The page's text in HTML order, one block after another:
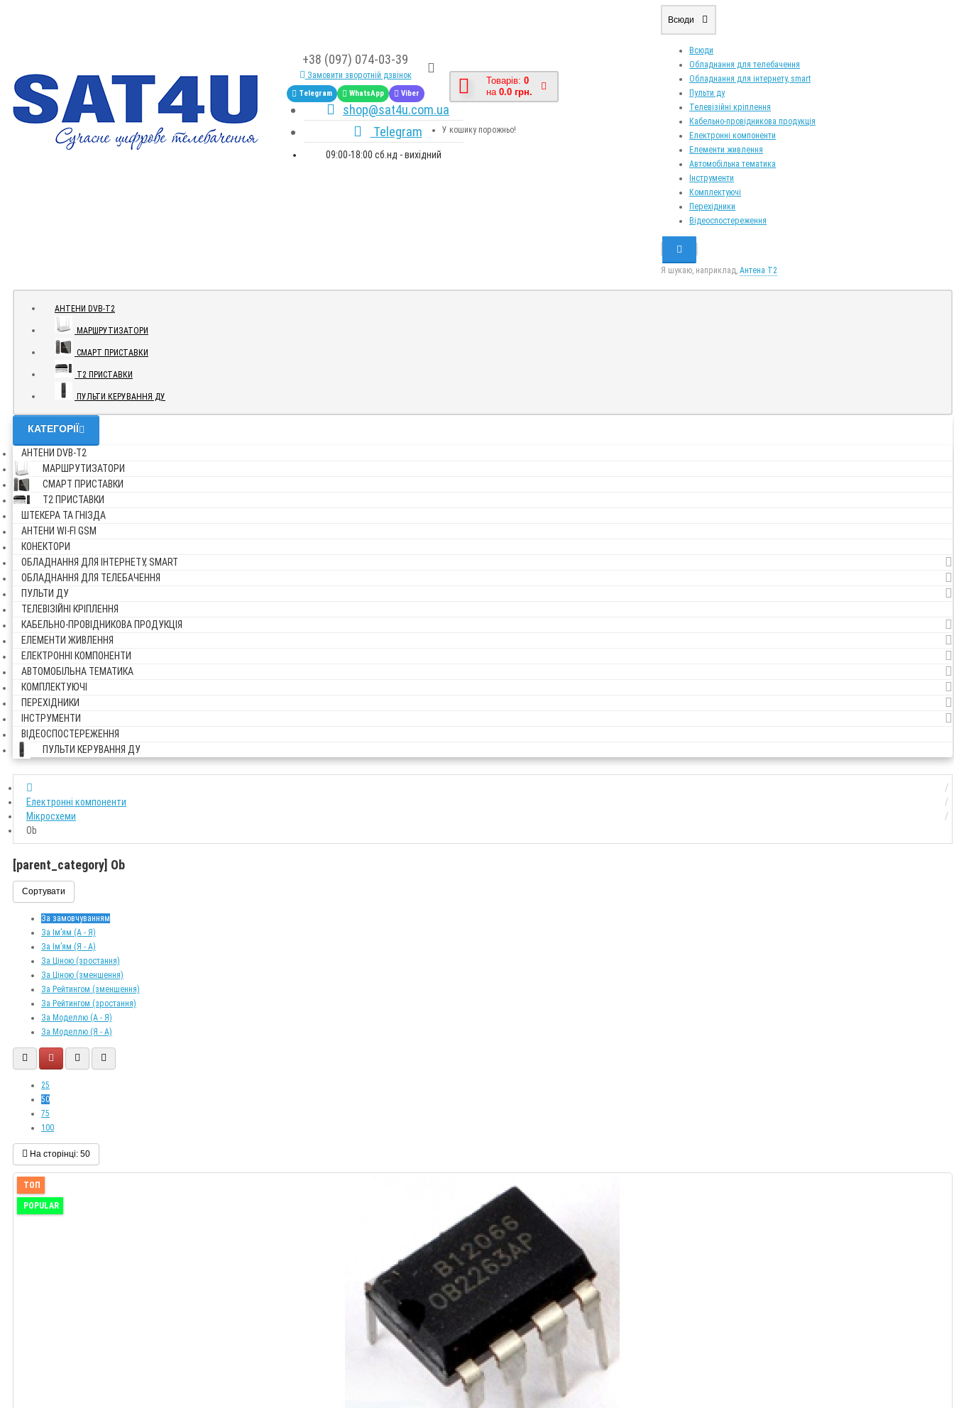
+38 (097) 074-03-39
Замовити зворотній дзвінок
Telegram WhatsApp Viber
shop@sat4u.com.ua
Telegram
09:00-18:00 сб.нд - вихідний
Товарів: 0
на 0.0 грн.
У кошику порожньо!
Всюди
Всюди
Обладнання для телебачення
Обладнання для інтернету, smart
Пульти ду
Телевізійні кріплення
Кабельно-провідникова продукція
Електронні компоненти
Елементи живлення
Автомобільна тематика
Інструменти
Комплектуючі
Перехідники
Відеоспостереження
Я шукаю, наприклад, Антена Т2
АНТЕНИ DVB-Т2
МАРШРУТИЗАТОРИ
СМАРТ ПРИСТАВКИ
Т2 ПРИСТАВКИ
ПУЛЬТИ КЕРУВАННЯ ДУ
КАТЕГОРІЇ
АНТЕНИ DVB-Т2
МАРШРУТИЗАТОРИ
СМАРТ ПРИСТАВКИ
Т2 ПРИСТАВКИ
ШТЕКЕРА ТА ГНІЗДА
АНТЕНИ WI-FI GSM
КОНЕКТОРИ
ОБЛАДНАННЯ ДЛЯ ІНТЕРНЕТУ, SMART
ОБЛАДНАННЯ ДЛЯ ТЕЛЕБАЧЕННЯ
ПУЛЬТИ ДУ
ТЕЛЕВІЗІЙНІ КРІПЛЕННЯ
КАБЕЛЬНО-ПРОВІДНИКОВА ПРОДУКЦІЯ
ЕЛЕМЕНТИ ЖИВЛЕННЯ
ЕЛЕКТРОННІ КОМПОНЕНТИ
АВТОМОБІЛЬНА ТЕМАТИКА
КОМПЛЕКТУЮЧІ
ПЕРЕХІДНИКИ
ІНСТРУМЕНТИ
ВІДЕОСПОСТЕРЕЖЕННЯ
ПУЛЬТИ КЕРУВАННЯ ДУ
Електронні компоненти
Мікросхеми
Ob
[parent_category] Ob
Сортувати
За замовчуванням
За Ім’ям (A - Я)
За Ім’ям (Я - A)
За Ціною (зростання)
За Ціною (зменшення)
За Рейтингом (зменшення)
За Рейтингом (зростання)
За Моделлю (A - Я)
За Моделлю (Я - A)
25
50
75
100
На сторінці: 50
ТОП
POPULAR